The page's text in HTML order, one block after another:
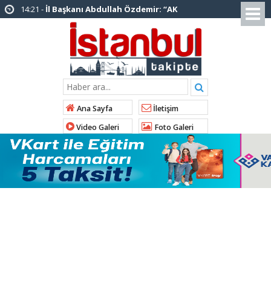
14:20 - Şadi Yazıcı, “Silivri’den alınan talimatla
hakkımda karalama kampanyası yürütülüyor”
AK Parti’ye katılan ilçe belediye
başkanlarından İl Başkanı Özdemir’e ziyaret
Tuzla Belediye Başkanı Eren Ali
Bingöl’den İBB’ye tepki
İstanbul Emniyet Müdürlüğünden
“Gök Kubbe’de, Mavi Vatan’da, Şanlı Topraklarda:
İstanbul Emniyeti Her Yerde” paylaşımı
19:26 -Çekmeköy Belediye Başkanı Orhan
Çerkez AK Parti’ye katıldı
Ana Sayfa
İletişim
Video Galeri
Foto Galeri